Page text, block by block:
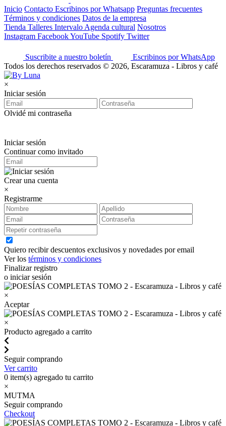
Inicio Contacto Escribinos por Whatsapp Preguntas frecuentes
Términos y condiciones Datos de la empresa
Tienda Talleres Intervalo Agenda cultural Nosotros
Instagram FacebookYouTube Spotify Twitter
Suscribite a nuestro boletín
Escribinos por WhatsApp
Todos los derechos reservados © 2026, Escaramuza - Libros y café
×
Iniciar sesión
Olvidé mi contraseña
Iniciar sesión
Continuar como invitado
Crear una cuenta
×
Registrarme
Quiero recibir descuentos exclusivos y novedades por email
Ver los términos y condiciones
Finalizar registro
o iniciar sesión
×
Aceptar
×
Producto agregado a carrito
Seguir comprando
Ver carrito
0 item(s) agregado tu carrito
×
MUTMA
Seguir comprando
Checkout